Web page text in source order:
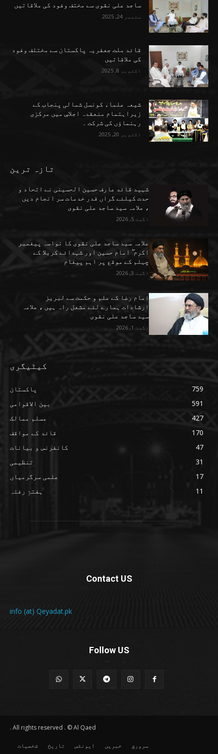
ساجد علی نقوی سے مختف وفود کی ملاقاتیں
ستمبر 24, 2025
قائد ملت جعفریہ پاکستان سے مختلف وفود
کی ملاقاتیں
اکتوبر 8, 2025
شیعہ علماء کونسل شمالی پنجاب کے
زیراہتمام منعقدہ اجلاسِ میں مرکزی
رہنماؤں کی شرکت ۔
اکتوبر 20, 2025
تازہ ترین
شہید قائد عارف حسین الحسینی نے اتحاد و
حدت کیلئے گراں قدر خدمات سر انجام دیں
، علامہ سید ساجد علی نقوی
اگست 5, 2026
علامہ سید ساجد علی نقوی کا نواسہ پیغمبر
اکرم ۖ امام حسین اور شہدائے کربلا کے
چہلم کے موقع پر اہم پیغام
اگست 3, 2026
امام رضا کے علم و حکمت سے لبریز
ارشادات ہمارے لئے مشعل راہ ہیں ، علامہ
سید ساجد علی نقوی
اگست 1, 2026
کیٹیگری
پاکستان
759
بین الاقوامی
591
مسلم ممالک
427
قائد کے مواقف
170
کانفرنس و بیانات
47
تنظیمی
31
علمی سرگرمیاں
17
ہفتۂِ رفتہ
11
Contact US
info (at) Qeyadat.pk
Follow US
All rights reserved . © Al Qaed .
سرورق خبریں ایونٹس تاریخ
شخصیات